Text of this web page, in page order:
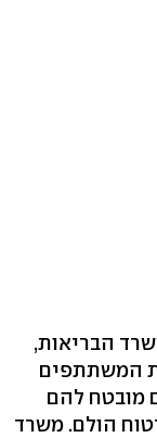
הבריאות,
המשתתפים
מובטח להם
הולם. משרד